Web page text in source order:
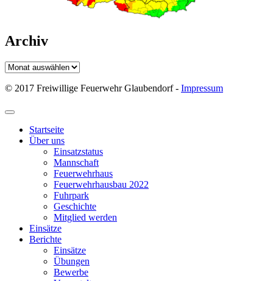
Archiv
Archiv
© 2017 Freiwillige Feuerwehr Glaubendorf - Impressum
Startseite
Über uns
Einsatzstatus
Mannschaft
Feuerwehrhaus
Feuerwehrhausbau 2022
Fuhrpark
Geschichte
Mitglied werden
Einsätze
Berichte
Einsätze
Übungen
Bewerbe